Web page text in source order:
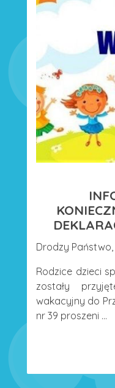
Drodzy Państwo,
Rodzice dzieci
zostały
wakacyjny do
nr 39 proszeni ...